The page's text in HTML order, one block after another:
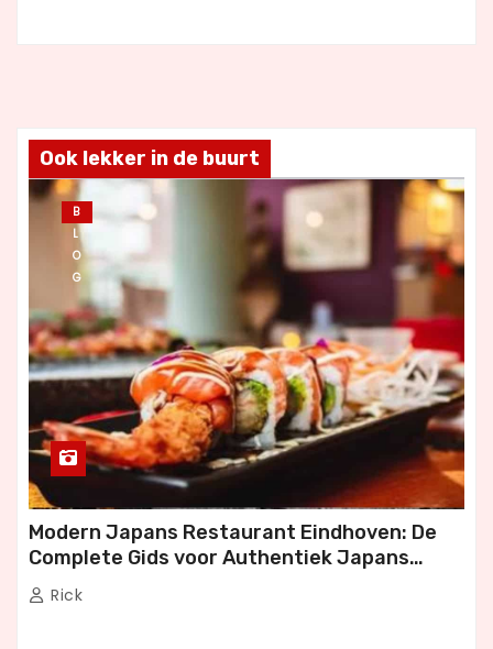
Ook lekker in de buurt
B
L
O
G
Modern Japans Restaurant Eindhoven: De
Complete Gids voor Authentiek Japans
Dineren
Rick